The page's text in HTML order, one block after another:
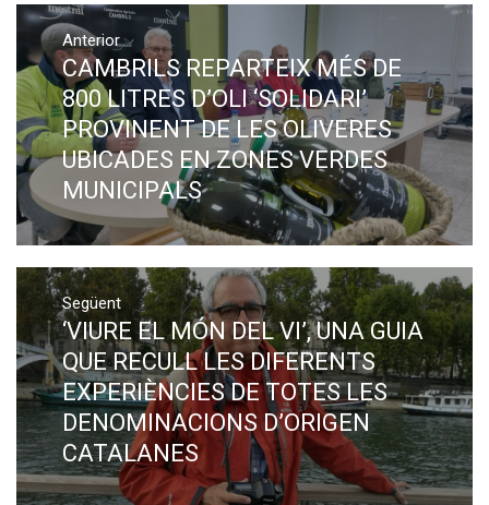
Navegació
d'entrades
Anterior
Previous
post:
CAMBRILS REPARTEIX MÉS DE
800 LITRES D’OLI ‘SOLIDARI’
PROVINENT DE LES OLIVERES
UBICADES EN ZONES VERDES
MUNICIPALS
Següent
Next
post:
‘VIURE EL MÓN DEL VI’, UNA GUIA
QUE RECULL LES DIFERENTS
EXPERIÈNCIES DE TOTES LES
DENOMINACIONS D’ORIGEN
CATALANES